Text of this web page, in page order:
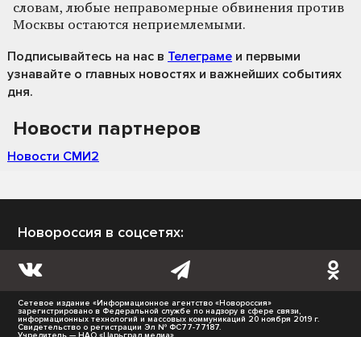
словам, любые неправомерные обвинения против
Москвы остаются неприемлемыми.
Подписывайтесь на нас в Телеграме и первыми
узнавайте о главных новостях и важнейших событиях
дня.
Новости партнеров
Новости СМИ2
Новороссия в соцсетях:
Сетевое издание «Информационное агентство «Новороссия»
зарегистрировано в Федеральной службе по надзору в сфере связи,
информационных технологий и массовых коммуникаций 20 ноября 2019 г.
Свидетельство о регистрации Эл № ФС77-77187.